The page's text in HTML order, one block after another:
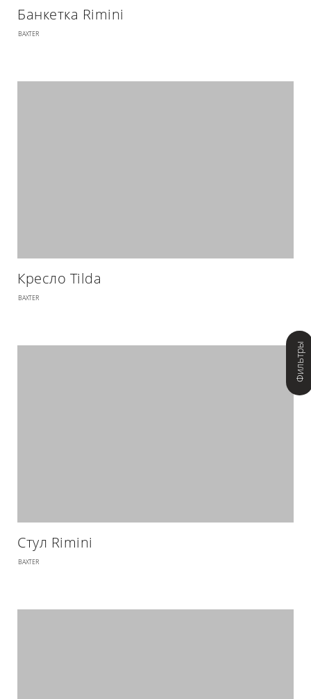
Фильтры
Банкетка Rimini
BAXTER
Кресло Tilda
BAXTER
Стул Rimini
BAXTER